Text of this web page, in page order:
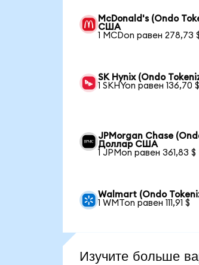
McDonald's (Ondo
США
1 MCDon равен 278,73
SK Hynix (Ondo
1 SKHYon равен 136,70 $
JPMorgan Chase
Доллар США
1 JPMon равен 361,83 $
Walmart (Ondo
1 WMTon равен 111,91 $
Изучите больше